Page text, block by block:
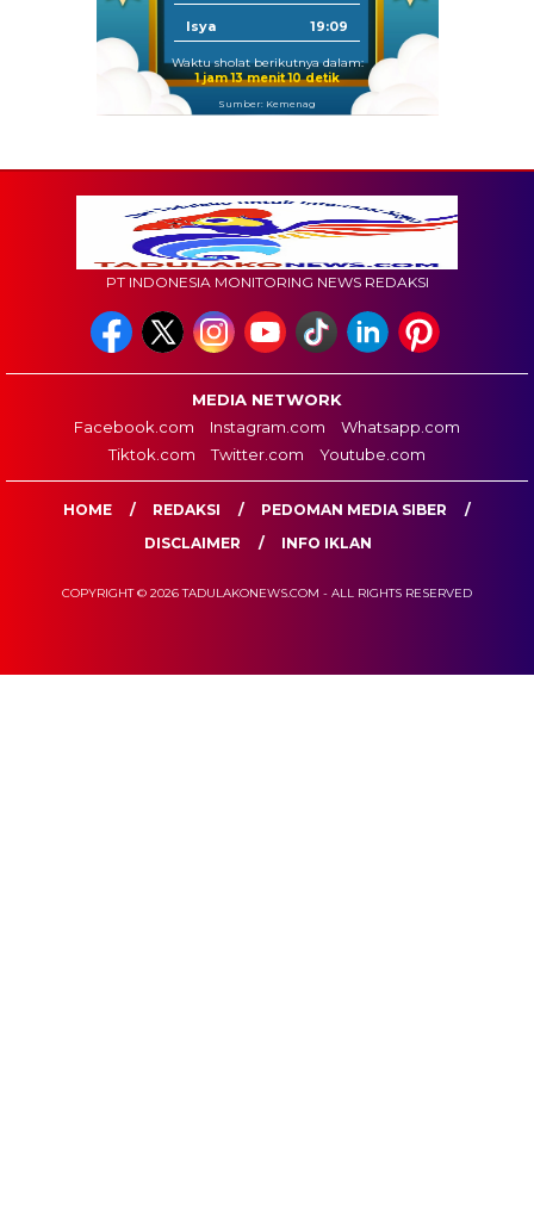
Isya 19:09
Waktu sholat berikutnya dalam:
1 jam 13 menit 9 detik
Sumber: Kemenag
PT INDONESIA MONITORING NEWS REDAKSI
MEDIA NETWORK
Facebook.com
Instagram.com
Whatsapp.com
Tiktok.com
Twitter.com Youtube.com
HOME REDAKSI
PEDOMAN MEDIA SIBER
DISCLAIMER
INFO IKLAN
COPYRIGHT © 2026 TADULAKONEWS.COM - ALL RIGHTS RESERVED